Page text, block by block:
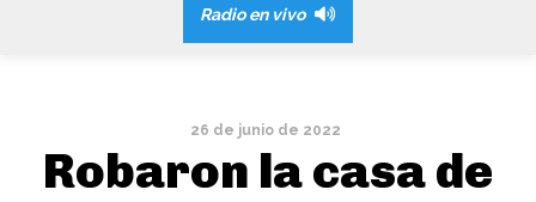
Radio en vivo
26 de junio de 2022
Robaron la casa de